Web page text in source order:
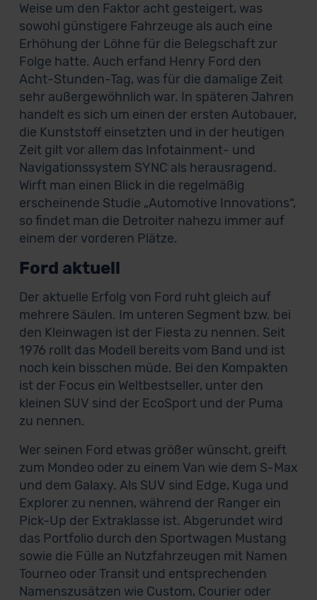
Weise um den Faktor acht gesteigert, was
sowohl günstigere Fahrzeuge als auch eine
Erhöhung der Löhne für die Belegschaft zur
Folge hatte. Auch erfand Henry Ford den
Acht-Stunden-Tag, was für die damalige Zeit
sehr außergewöhnlich war. In späteren Jahren
handelt es sich um einen der ersten Autobauer,
die Kunststoff einsetzten und in der heutigen
Zeit gilt vor allem das Infotainment- und
Navigationssystem SYNC als herausragend.
Wirft man einen Blick in die regelmäßig
erscheinende Studie „Automotive Innovations“,
so findet man die Detroiter nahezu immer auf
einem der vorderen Plätze.
Ford aktuell
Der aktuelle Erfolg von Ford ruht gleich auf
mehrere Säulen. Im unteren Segment bzw. bei
den Kleinwagen ist der Fiesta zu nennen. Seit
1976 rollt das Modell bereits vom Band und ist
noch kein bisschen müde. Bei den Kompakten
ist der Focus ein Weltbestseller, unter den
kleinen SUV sind der EcoSport und der Puma
zu nennen.
Wer seinen Ford etwas größer wünscht, greift
zum Mondeo oder zu einem Van wie dem S-Max
und dem Galaxy. Als SUV sind Edge, Kuga und
Explorer zu nennen, während der Ranger ein
Pick-Up der Extraklasse ist. Abgerundet wird
das Portfolio durch den Sportwagen Mustang
sowie die Fülle an Nutzfahrzeugen mit Namen
Tourneo oder Transit und entsprechenden
Namenszusätzen wie Custom, Courier oder